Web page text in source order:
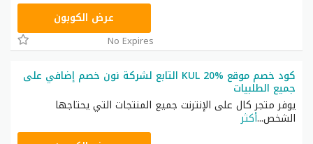
RRF24عرض الكوبون
No Expires
كود خصم موقع KUL 20% التابع لشركة نون خصم إضافي على
جميع الطلبيات
يوفر متجر كال على الإنترنت جميع المنتجات التي يحتاجها
الشخص...أكثر